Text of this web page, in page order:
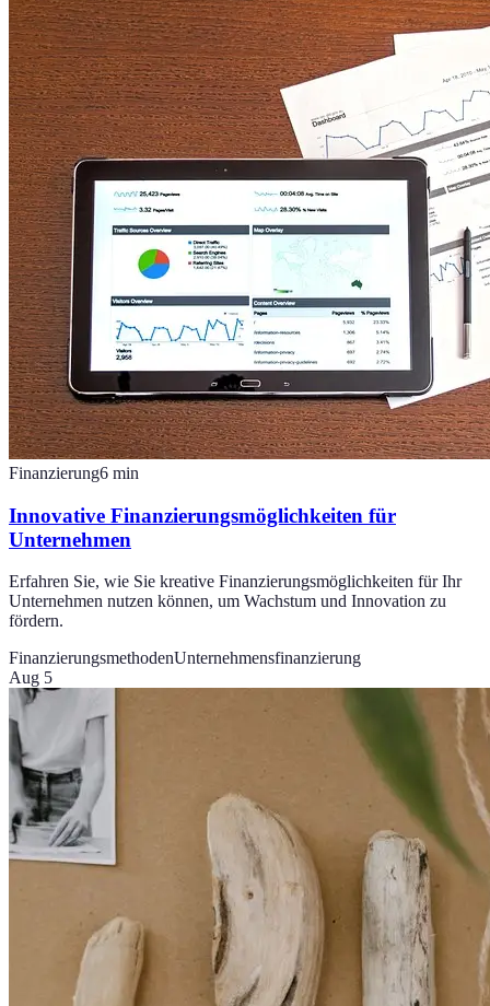
Finanzierung6 min
Innovative Finanzierungsmöglichkeiten für
Unternehmen
Erfahren Sie, wie Sie kreative Finanzierungsmöglichkeiten für Ihr
Unternehmen nutzen können, um Wachstum und Innovation zu
fördern.
FinanzierungsmethodenUnternehmensfinanzierung
Aug 5